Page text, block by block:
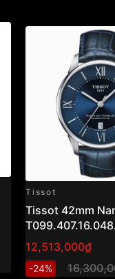
Tissot
Tissot 42mm
12,513,000₫
-24%